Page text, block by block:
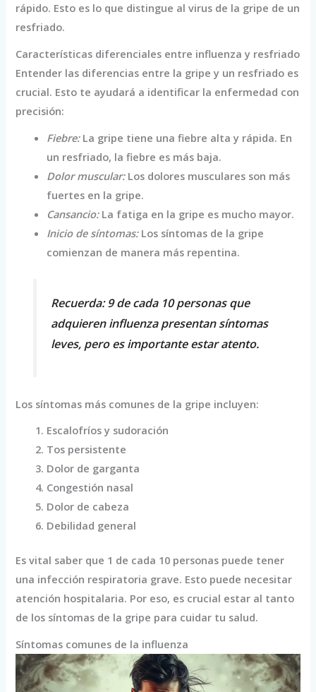
rápido. Esto es lo que distingue al virus de la gripe de un
resfriado.
Características diferenciales entre influenza y resfriado
Entender las diferencias entre la gripe y un resfriado es
crucial. Esto te ayudará a identificar la enfermedad con
precisión:
Fiebre:La gripe tiene una fiebre alta y rápida. En
un resfriado, la fiebre es más baja.
Dolor muscular:Los dolores musculares son más
fuertes en la gripe.
Cansancio:La fatiga en la gripe es mucho mayor.
Inicio de síntomas:Los síntomas de la gripe
comienzan de manera más repentina.
Recuerda: 9 de cada 10 personas que
adquieren influenza presentan síntomas
leves, pero es importante estar atento.
Los síntomas más comunes de la gripe incluyen:
Escalofríos y sudoración
Tos persistente
Dolor de garganta
Congestión nasal
Dolor de cabeza
Debilidad general
Es vital saber que 1 de cada 10 personas puede tener
una infección respiratoria grave. Esto puede necesitar
atención hospitalaria. Por eso, es crucial estar al tanto
de los síntomas de la gripe para cuidar tu salud.
Síntomas comunes de la influenza